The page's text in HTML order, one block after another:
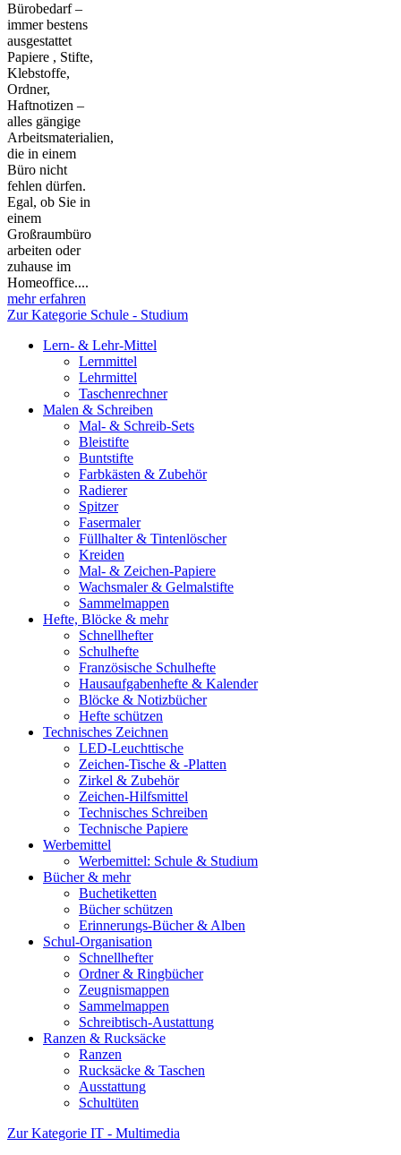
Bürobedarf –
immer bestens
ausgestattet
Papiere , Stifte,
Klebstoffe,
Ordner,
Haftnotizen –
alles gängige
Arbeitsmaterialien,
die in einem
Büro nicht
fehlen dürfen.
Egal, ob Sie in
einem
Großraumbüro
arbeiten oder
zuhause im
Homeoffice....
mehr erfahren
Zur Kategorie Schule - Studium
Lern- & Lehr-Mittel
Lernmittel
Lehrmittel
Taschenrechner
Malen & Schreiben
Mal- & Schreib-Sets
Bleistifte
Buntstifte
Farbkästen & Zubehör
Radierer
Spitzer
Fasermaler
Füllhalter & Tintenlöscher
Kreiden
Mal- & Zeichen-Papiere
Wachsmaler & Gelmalstifte
Sammelmappen
Hefte, Blöcke & mehr
Schnellhefter
Schulhefte
Französische Schulhefte
Hausaufgabenhefte & Kalender
Blöcke & Notizbücher
Hefte schützen
Technisches Zeichnen
LED-Leuchttische
Zeichen-Tische & -Platten
Zirkel & Zubehör
Zeichen-Hilfsmittel
Technisches Schreiben
Technische Papiere
Werbemittel
Werbemittel: Schule & Studium
Bücher & mehr
Buchetiketten
Bücher schützen
Erinnerungs-Bücher & Alben
Schul-Organisation
Schnellhefter
Ordner & Ringbücher
Zeugnismappen
Sammelmappen
Schreibtisch-Austattung
Ranzen & Rucksäcke
Ranzen
Rucksäcke & Taschen
Ausstattung
Schultüten
Zur Kategorie IT - Multimedia